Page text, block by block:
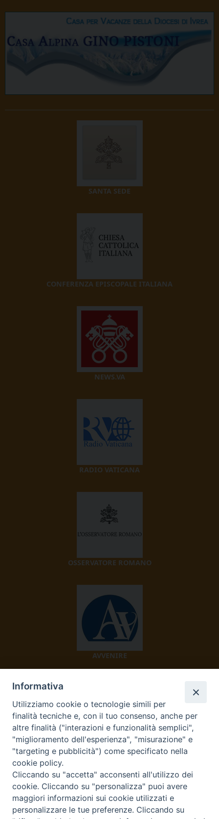
SANTA SEDE
CONFERENZA EPISCOPALE ITALIANA
NEWS.VA
RADIO VATICANA
OSSERVATORE ROMANO
AVVENIRE
TV 2000
Diocesi di Ivrea
Informativa
Utilizziamo cookie o tecnologie simili per
finalità tecniche e, con il tuo consenso, anche per
altre finalità ("interazioni e funzionalità semplici",
"miglioramento dell'esperienza", "misurazione" e
"targeting e pubblicità") come specificato nella
cookie policy.
Cliccando su "accetta" acconsenti all'utilizzo dei
cookie. Cliccando su "personalizza" puoi avere
maggiori informazioni sui cookie utilizzati e
personalizzare le tue preferenze. Cliccando su